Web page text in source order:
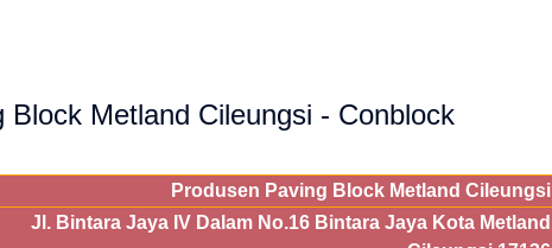
Block Metland Cileungsi - Conblock
Produsen Paving Block Metland Cileungsi
Jl. Bintara Jaya IV Dalam No.16 Bintara Jaya Kota Metland